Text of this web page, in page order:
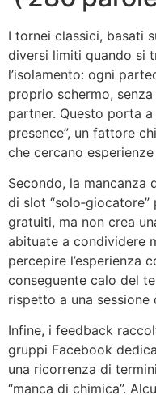
I tornei classici, basati
diversi limiti quando si
l’isolamento: ogni
proprio schermo,
partner. Questo porta
presence”, un fattore
che cercano
Secondo, la mancanza
di slot
gratuiti, ma non crea
abituate a condividere
percepire l’esperienza
conseguente calo del
rispetto a una sessione
Infine, i feedback
gruppi Facebook
una ricorrenza di
“manca di chimica”.